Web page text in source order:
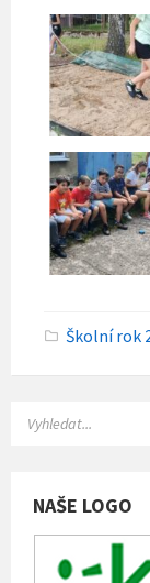
C
o
:
Školní rok
NAŠE LOGO